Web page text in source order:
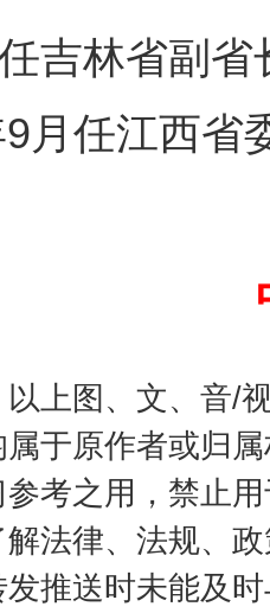
林省副省
月任江西省
以上图、文、音/
于原作者或归
考之用，禁止
法律、法规、
推送时未能及
一纸欠